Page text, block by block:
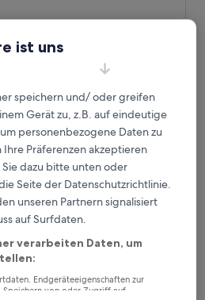
Bewertungen)
beträgt
113 €
1. Sept.–2. Sept.
Plaza Hotel & Conference
ist uns
speichern und/ oder greifen
Gerät zu, z.B. auf eindeutige
personenbezogene Daten zu
Präferenzen akzeptieren
dazu bitte unten oder
Seite der Datenschutzrichtlinie.
unseren Partnern signalisiert
auf Surfdaten.
verarbeiten Daten, um
Endgeräteeigenschaften zur
von oder Zugriff auf